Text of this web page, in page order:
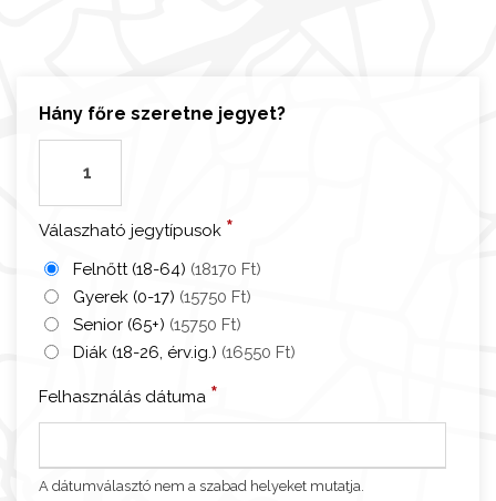
Hány főre szeretne jegyet?
c
s
C
s
o
i
m
z
Válaszható jegytípusok *
Felnőtt (18-64) (18170 Ft)
Gyerek (0-17) (15750 Ft)
Senior (65+) (15750 Ft)
Diák (18-26, érv.ig.) (16550 Ft)
Felhasználás dátuma *
A dátumválasztó nem a szabad helyeket mutatja.